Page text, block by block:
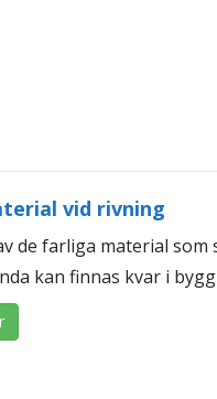
vid rivning
de farliga material
kan finnas kvar i